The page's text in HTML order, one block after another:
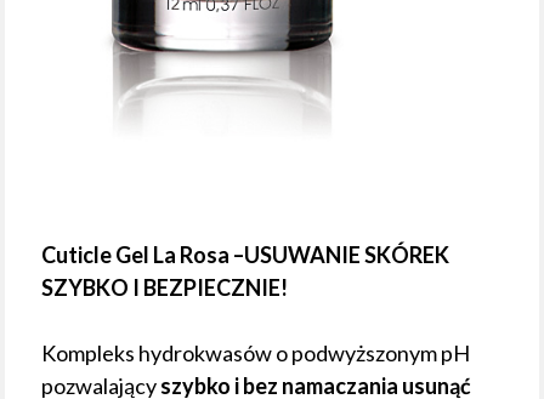
Cuticle Gel La Rosa –USUWANIE SKÓREK
SZYBKO I BEZPIECZNIE!
Kompleks hydrokwasów o podwyższonym pH
pozwalającyszybko i bez namaczania usunąć